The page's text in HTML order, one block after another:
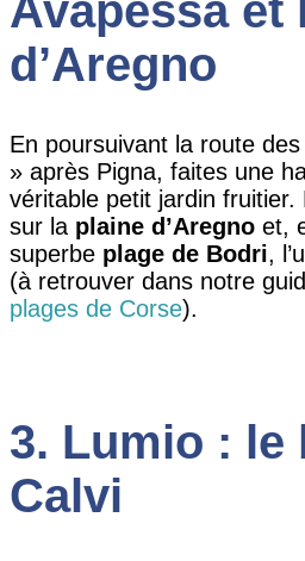
Avapessa et
d’Aregno
En poursuivant la route
» après Pigna, faites une
véritable petit jardin fruitier.
sur la plaine d’Aregno et,
superbe plage de Bodri,
(à retrouver dans notre
plages de Corse).
3. Lumio : le
Calvi